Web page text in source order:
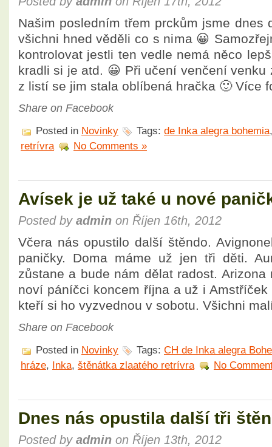
Našim posledním třem prckům jsme dnes
všichni hned věděli co s nima 😀
kontrolovat jestli ten vedle nemá něco
kradli si je atd. 😀 Při učení venčení venku
z listí se jim stala oblíbená hračka 🙂 Více
Share on Facebook
Posted in Novinky Tags: de Inka alegra bohemia
retrívra
No Comments »
Avísek je už také u nové
Posted by admin on Říjen 16th, 2012
Včera nás opustilo další štěndo.
paničky. Doma máme už jen tři děti.
zůstane a bude nám dělat radost.
noví páníčci koncem října a už i
kteří si ho vyzvednou v sobotu. Všichni
Share on Facebook
Posted in Novinky Tags: CH de Inka alegra
hráze, Inka, štěnátka zlaatého retrívra No
Dnes nás opustila další tři
Posted by admin on Říjen 13th, 2012